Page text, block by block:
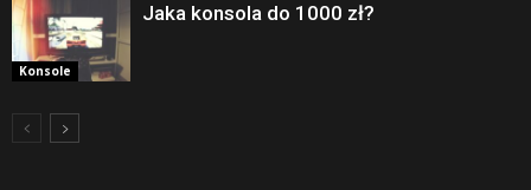
Konsole
Jaka konsola do 1000 zł?